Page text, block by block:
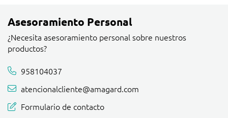
Asesoramiento Personal
¿Necesita asesoramiento personal sobre nuestros
productos?
958104037
atencionalcliente@amagard.com
Formulario de contacto